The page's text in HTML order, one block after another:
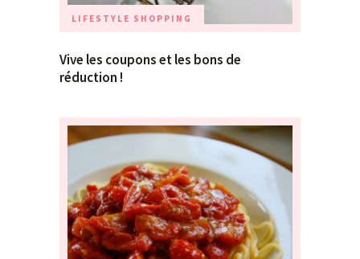
LIFESTYLE SHOPPING
Vive les coupons et les bons de
réduction !